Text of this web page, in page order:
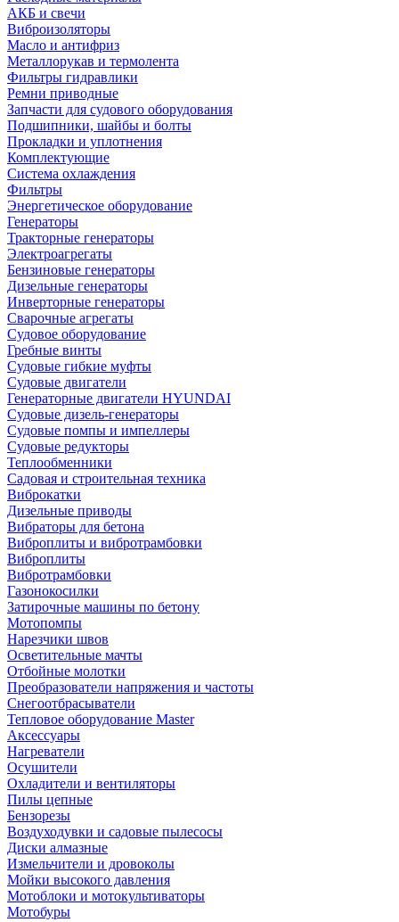
АКБ и свечи
Виброизоляторы
Масло и антифриз
Металлорукав и термолента
Фильтры гидравлики
Ремни приводные
Запчасти для судового оборудования
Подшипники, шайбы и болты
Прокладки и уплотнения
Комплектующие
Система охлаждения
Фильтры
Энергетическое оборудование
Генераторы
Тракторные генераторы
Электроагрегаты
Бензиновые генераторы
Дизельные генераторы
Инверторные генераторы
Сварочные агрегаты
Судовое оборудование
Гребные винты
Судовые гибкие муфты
Судовые двигатели
Генераторные двигатели HYUNDAI
Судовые дизель-генераторы
Судовые помпы и импеллеры
Судовые редукторы
Теплообменники
Садовая и строительная техника
Виброкатки
Дизельные приводы
Вибраторы для бетона
Виброплиты и вибротрамбовки
Виброплиты
Вибротрамбовки
Газонокосилки
Затирочные машины по бетону
Мотопомпы
Нарезчики швов
Осветительные мачты
Отбойные молотки
Преобразователи напряжения и частоты
Снегоотбрасыватели
Тепловое оборудование Master
Аксессуары
Нагреватели
Осушители
Охладители и вентиляторы
Пилы цепные
Бензорезы
Воздуходувки и садовые пылесосы
Диски алмазные
Измельчители и дровоколы
Мойки высокого давления
Мотоблоки и мотокультиваторы
Мотобуры